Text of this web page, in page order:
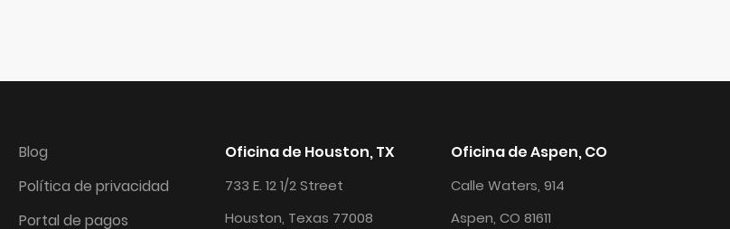
Blog
Política de privacidad
Portal de pagos
Oficina de Houston, TX
733 E. 12 1/2 Street
Houston, Texas 77008
Oficina de Aspen, CO
Calle Waters, 914
Aspen, CO 81611